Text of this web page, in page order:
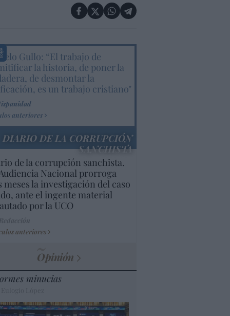
Gullo: “El trabajo de
la historia, de poner la
de desmontar la
es un trabajo cristiano"
anteriores
DIARIO DE LA CORRUPCIÓN
SANCHISTA
de la corrupción sanchista.
Nacional prorroga
meses la investigación del caso
ante el ingente material
por la UCO
anteriores
Opinión
minucias